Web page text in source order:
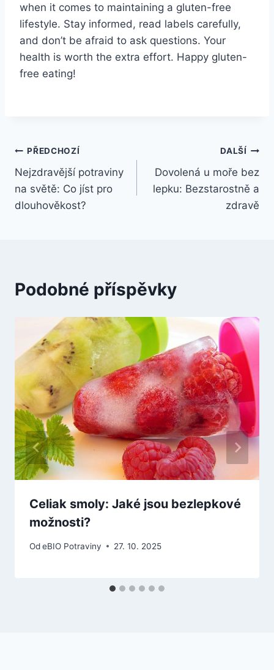
when it comes to maintaining a gluten-free
lifestyle. Stay informed, read labels carefully,
and don’t be afraid to ask questions. Your
health is worth the extra effort. Happy gluten-
free eating!
Navigace
pro
příspěvek
PŘEDCHOZÍ
Nejzdravější potraviny
na světě: Co jíst pro
dlouhověkost?
DALŠÍ
Dovolená u moře bez
lepku: Bezstarostně a
zdravě
Podobné příspěvky
Celiak smoly: Jaké jsou bezlepkové
možnosti?
OdeBIO Potraviny 27. 10. 2025